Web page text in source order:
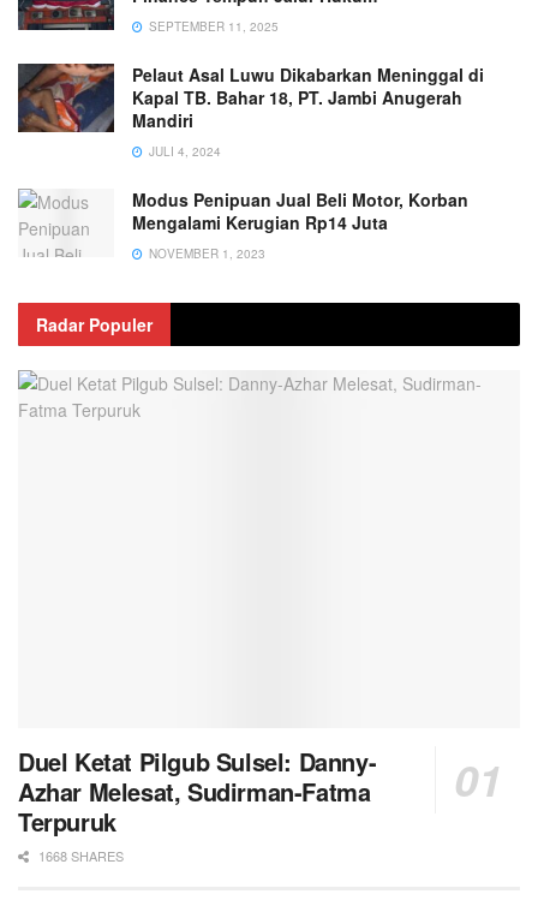
SEPTEMBER 11, 2025
Pelaut Asal Luwu Dikabarkan Meninggal di
Kapal TB. Bahar 18, PT. Jambi Anugerah
Mandiri
JULI 4, 2024
Modus Penipuan Jual Beli Motor, Korban
Mengalami Kerugian Rp14 Juta
NOVEMBER 1, 2023
Radar Populer
Duel Ketat Pilgub Sulsel: Danny-
Azhar Melesat, Sudirman-Fatma
Terpuruk
1668 SHARES